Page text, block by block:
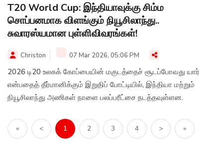
T20 World Cup: இந்தியாவுக்கு சிம்ம
சொப்பனமாக விளங்கும் நியூசிலாந்து..
சுவாரஸ்யமான புள்ளிவிவரங்கள்!
Christon 07 Mar 2026, 05:06 PM
2026 டி20 உலகக் கோப்பையின் மகுடத்தைச் சூடப்போவது யார்
என்பதைத் தீர்மானிக்கும் இறுதிப் போட்டியில், இந்தியா மற்றும்
நியூசிலாந்து அணிகள் நாளை பலப்பரீட்சை நடத்தவுள்ளன.
« < 1 2 3 4 > »